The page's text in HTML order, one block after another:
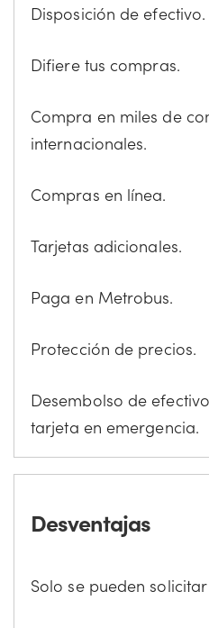
Disposición de efectivo.
Difiere tus compras.
Compra en miles de
internacionales.
Compras en línea.
Tarjetas adicionales.
Paga en Metrobus.
Protección de precios.
Desembolso de
tarjeta en emergencia.
Desventajas
Solo se pueden